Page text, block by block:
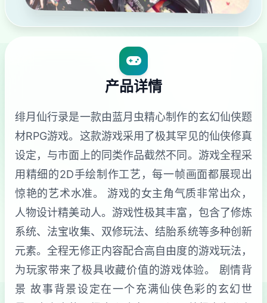
产品详情
绯月仙行录是一款由蓝月虫精心制作的玄幻仙侠题
材RPG游戏。这款游戏采用了极其罕见的仙侠修真
设定，与市面上的同类作品截然不同。游戏全程采
用精细的2D手绘制作工艺，每一帧画面都展现出
惊艳的艺术水准。 游戏的女主角气质非常出众，
人物设计精美动人。游戏性极其丰富，包含了修炼
系统、法宝收集、双修玩法、结胎系统等多种创新
元素。全程无修正内容配合高自由度的游戏玩法，
为玩家带来了极具收藏价值的游戏体验。 剧情背
景 故事背景设定在一个充满仙侠色彩的玄幻世